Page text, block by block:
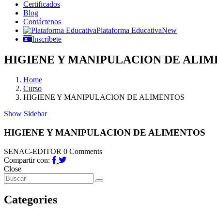
Certificados
Blog
Contáctenos
Plataforma EducativaNew
Inscríbete
HIGIENE Y MANIPULACION DE
Home
Curso
HIGIENE Y MANIPULACION DE ALIMENTOS
Show Sidebar
HIGIENE Y MANIPULACION DE ALIMENTOS
SENAC-EDITOR 0 Comments
Compartir con:
Close
Categories